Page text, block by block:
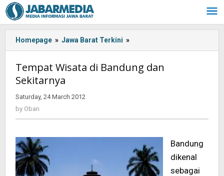
Skip
to
content
Homepage » Jawa Barat Terkini »
Wisata
Bandung
Tempat Wisata di Bandung dan
Sekitarnya
Saturday, 24 March 2012
by Oban
Bandung
dikenal
sebagai